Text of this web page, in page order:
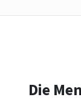
Die